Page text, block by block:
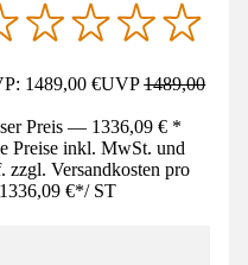
1489,00 €UVP1489,00
Preis — 1336,09 € *
Preise inkl. MwSt. und
zzgl. Versandkosten pro
1336,09 €*/ ST